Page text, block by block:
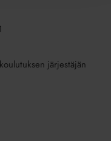
järjestäjän